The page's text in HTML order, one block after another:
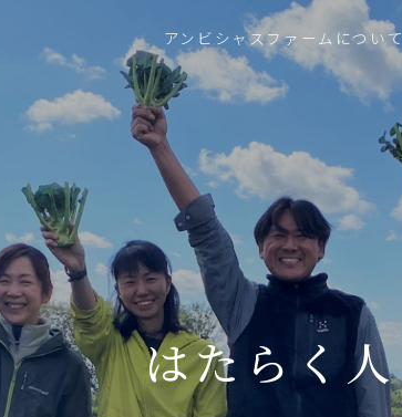
アンビシャスファームについて
はたらく人